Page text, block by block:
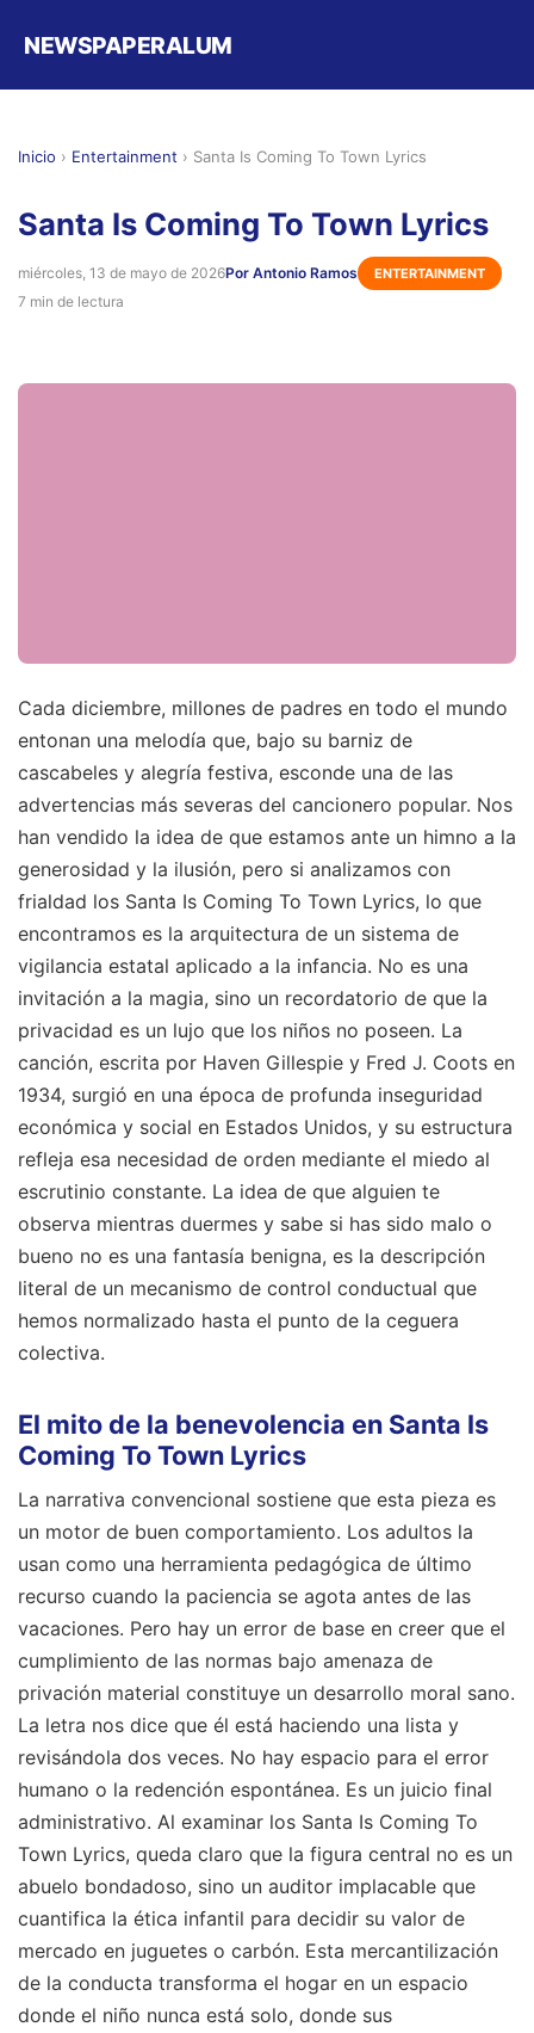
NEWSPAPERALUM
Inicio › Entertainment › Santa Is Coming To Town Lyrics
Santa Is Coming To Town Lyrics
miércoles, 13 de mayo de 2026Por Antonio Ramos ENTERTAINMENT
7 min de lectura
Cada diciembre, millones de padres en todo el mundo
entonan una melodía que, bajo su barniz de
cascabeles y alegría festiva, esconde una de las
advertencias más severas del cancionero popular. Nos
han vendido la idea de que estamos ante un himno a la
generosidad y la ilusión, pero si analizamos con
frialdad los Santa Is Coming To Town Lyrics, lo que
encontramos es la arquitectura de un sistema de
vigilancia estatal aplicado a la infancia. No es una
invitación a la magia, sino un recordatorio de que la
privacidad es un lujo que los niños no poseen. La
canción, escrita por Haven Gillespie y Fred J. Coots en
1934, surgió en una época de profunda inseguridad
económica y social en Estados Unidos, y su estructura
refleja esa necesidad de orden mediante el miedo al
escrutinio constante. La idea de que alguien te
observa mientras duermes y sabe si has sido malo o
bueno no es una fantasía benigna, es la descripción
literal de un mecanismo de control conductual que
hemos normalizado hasta el punto de la ceguera
colectiva.
El mito de la benevolencia en Santa Is
Coming To Town Lyrics
La narrativa convencional sostiene que esta pieza es
un motor de buen comportamiento. Los adultos la
usan como una herramienta pedagógica de último
recurso cuando la paciencia se agota antes de las
vacaciones. Pero hay un error de base en creer que el
cumplimiento de las normas bajo amenaza de
privación material constituye un desarrollo moral sano.
La letra nos dice que él está haciendo una lista y
revisándola dos veces. No hay espacio para el error
humano o la redención espontánea. Es un juicio final
administrativo. Al examinar los Santa Is Coming To
Town Lyrics, queda claro que la figura central no es un
abuelo bondadoso, sino un auditor implacable que
cuantifica la ética infantil para decidir su valor de
mercado en juguetes o carbón. Esta mercantilización
de la conducta transforma el hogar en un espacio
donde el niño nunca está solo, donde sus